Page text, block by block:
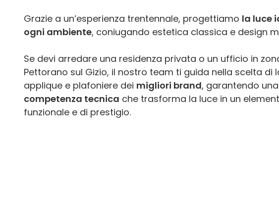
Grazie a un’esperienza trentennale, progettiamo la luce
ogni ambiente, coniugando estetica classica e design
Se devi arredare una residenza privata o un ufficio in
Pettorano sul Gizio, il nostro team ti guida nella scelta di
applique e plafoniere dei migliori brand, garantendo una
competenza tecnica che trasforma la luce in un
funzionale e di prestigio.